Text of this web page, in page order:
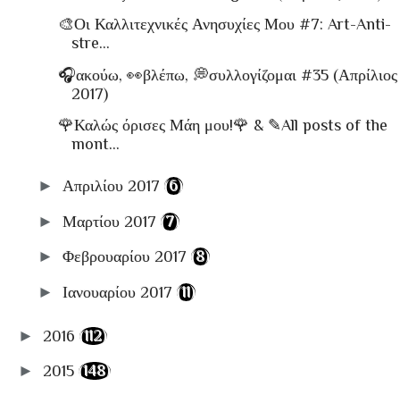
🎨Οι Καλλιτεχνικές Ανησυχίες Μου #7: Art-Anti-
stre...
🎧ακούω, 👀βλέπω, 💭συλλογίζομαι #35 (Απρίλιος
2017)
🌹Καλώς όρισες Μάη μου!🌹 & ✎All posts of the
mont...
► Απριλίου 2017 (6)
► Μαρτίου 2017 (7)
► Φεβρουαρίου 2017 (8)
► Ιανουαρίου 2017 (11)
► 2016 (112)
► 2015 (148)